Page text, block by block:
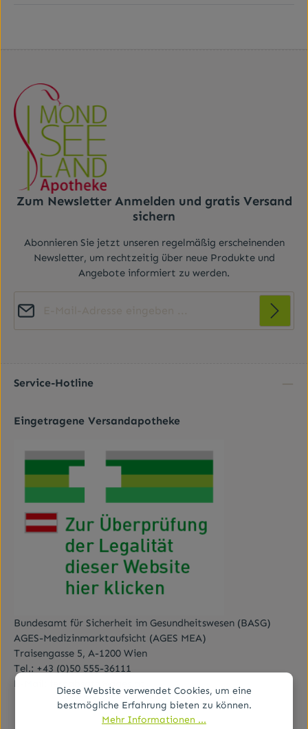
Zum Newsletter Anmelden und gratis Versand
sichern
Abonnieren Sie jetzt unseren regelmäßig erscheinenden
Newsletter, um rechtzeitig über neue Produkte und
Angebote informiert zu werden.
Kenntnis genommen und die
gelesen und bin
Service-Hotline
Eingetragene Versandapotheke
Bundesamt für Sicherheit im Gesundheitswesen (BASG)
AGES-Medizinmarktaufsicht (AGES MEA)
Traisengasse 5, A-1200 Wien
Tel.: +43 (0)50 555-36111
E-Mail:
Diese Website verwendet Cookies, um eine
bestmögliche Erfahrung bieten zu können.
Mehr Informationen ...